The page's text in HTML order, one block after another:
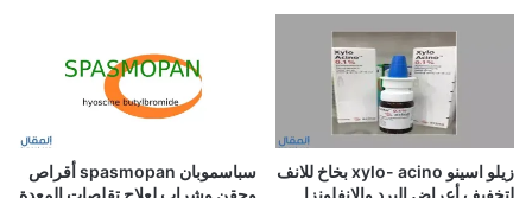
زيلو اسينو xylo- acino بخاخ للانف
لتخفيف أعراض البرد والإنفلونزا
سباسموبان spasmopan أقراص
وحقن وشراب لعلاج تقلصات المعدة